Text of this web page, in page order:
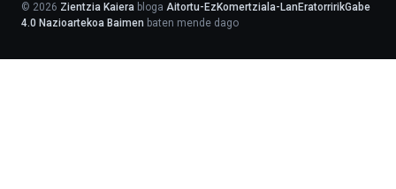
© 2026 Zientzia Kaiera bloga Aitortu-EzKomertziala-LanEratorririkGabe
4.0 Nazioartekoa Baimen baten mende dago